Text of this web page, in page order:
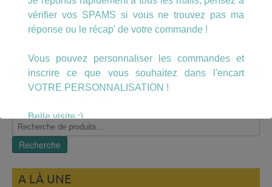
Mon compte
Recherche
pour :
Recherche
A LÀ UNE
vérifier vos SPAMS si vous ne trouvez pas ma
réponse ou le récap' de votre commande !
Vous pouvez personnaliser les commandes et
inscrire ce que vous souhaitez dans l'encart
VOTRE PERSONNALISATION !
Belle visite :)